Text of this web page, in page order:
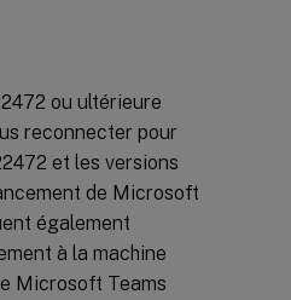
ou ultérieure
reconnecter pour
et les versions
de Microsoft
également
à la machine
Microsoft Teams